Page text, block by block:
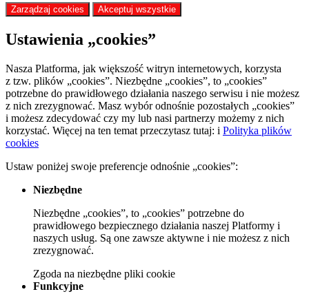
Zarządzaj cookies Akceptuj wszystkie
Ustawienia „cookies”
Nasza Platforma, jak większość witryn internetowych, korzysta
z tzw. plików „cookies”. Niezbędne „cookies”, to „cookies”
potrzebne do prawidłowego działania naszego serwisu i nie możesz
z nich zrezygnować. Masz wybór odnośnie pozostałych „cookies”
i możesz zdecydować czy my lub nasi partnerzy możemy z nich
korzystać. Więcej na ten temat przeczytasz tutaj: i Polityka plików
cookies
Ustaw poniżej swoje preferencje odnośnie „cookies”:
Niezbędne
Niezbędne „cookies”, to „cookies” potrzebne do
prawidłowego bezpiecznego działania naszej Platformy i
naszych usług. Są one zawsze aktywne i nie możesz z nich
zrezygnować.
Zgoda na niezbędne pliki cookie
Funkcyjne